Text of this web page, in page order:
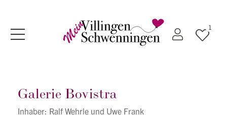
1
Galerie Bovistra
Inhaber: Ralf Wehrle und Uwe Frank